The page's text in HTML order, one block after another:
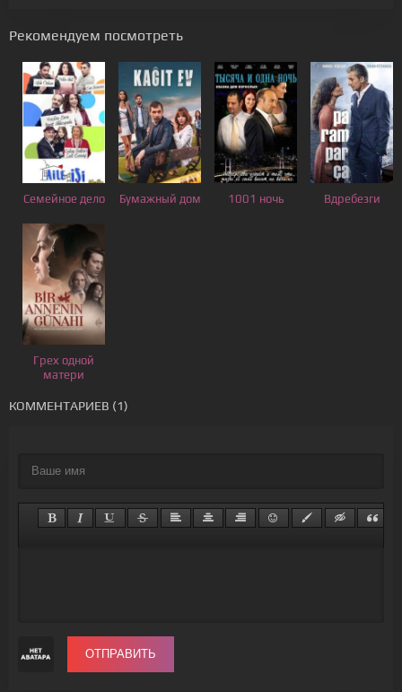
Рекомендуем посмотреть
Семейное дело Бумажный дом 1001 ночь Вдребезги
Грех одной
матери
КОММЕНТАРИЕВ (1)
ОТПРАВИТЬ